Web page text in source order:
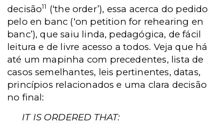
decisão11 (‘the order’), essa acerca do pedido
pelo en banc (‘on petition for rehearing en
banc’), que saiu linda, pedagógica, de fácil
leitura e de livre acesso a todos. Veja que há
até um mapinha com precedentes, lista de
casos semelhantes, leis pertinentes, datas,
princípios relacionados e uma clara decisão
no final:
IT IS ORDERED THAT: